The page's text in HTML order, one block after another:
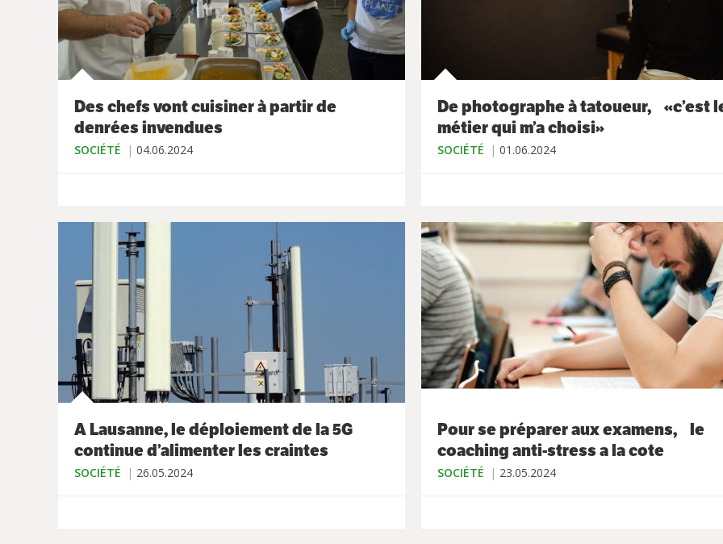
Des chefs vont cuisiner à partir de
denrées invendues
SOCIÉTÉ 04.06.2024
De photographe à tatoueur, «c’est
métier qui m’a choisi»
SOCIÉTÉ 01.06.2024
A Lausanne, le déploiement de la 5G
continue d’alimenter les craintes
SOCIÉTÉ 26.05.2024
Pour se préparer aux examens, le
coaching anti-stress a la cote
SOCIÉTÉ 23.05.2024